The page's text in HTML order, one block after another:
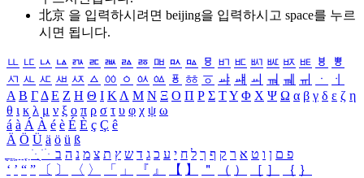
北京 을 입력하시려면 beijing을 입력하시고 space를 누르
시면 됩니다.
ㅥ ㅦ ㅧ ㅨ ㅩ ㅪ ㅫ ㅬ ㅭ ㅮ ㅯ ㅰ ㅱ ㅲ ㅳ ㅴ ㅵ ㅶ ㅷ ㅸ
ㅹ
ㅺ ㅻ ㅼ ㅽ ㅾ ㅿ ㆀ ㆁ ㆂ ㆃ ㆄ ㆅ ㆆ ㆇ ㆈ ㆉ ㆊ ㆋ ㆌ ㆍ
ㆎ
Α Β ΓΔ Ε Ζ Η Θ Ι ΚΛ Μ Ν Ξ Ο Π Ρ Σ ΤΥ Φ Χ Ψ Ω α β γ δ ε ζ η
θ ι κ λ μ ν ξ ο π ρ σ τ υ φ χ ψ ω
á à Á À é è É È ç Ç ê
Ä Ö Ü ä ö ü ß
ִֶֹ ֻּ ׁׂ פ ם ן ו ט א ר ק ף ך ל ח י ע כ ג ד ש ץ ת צ מ נ ה ב
‘ ’ “ ” 〔 〕 〈 〉 「 」 『 』 【 】 ＂ （ ） ［ ］ ｛ ｝